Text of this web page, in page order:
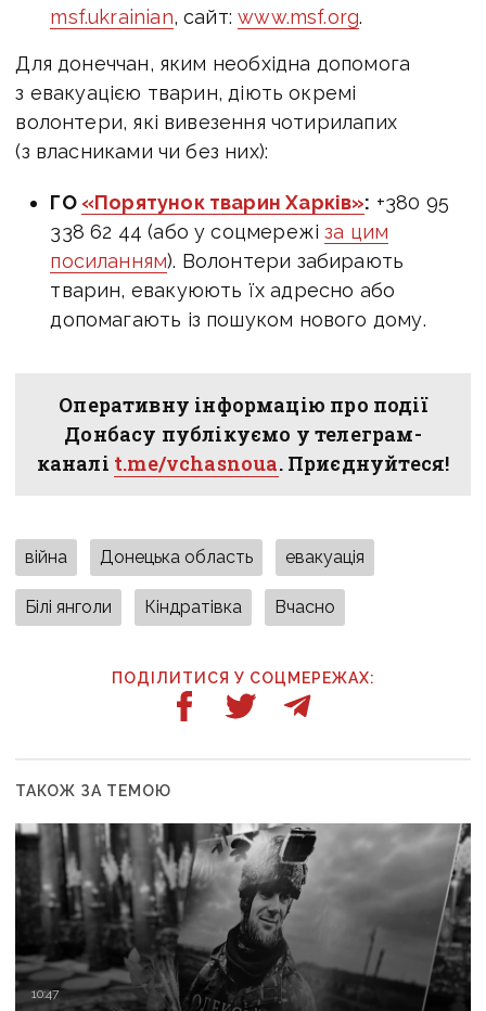
msf.ukrainian, сайт:www.msf.org.
Для донеччан, яким необхідна допомога
з евакуацією тварин, діють окремі
волонтери, які вивезення чотирилапих
(з власниками чи без них):
ГО «Порятунок тварин Харків»: +380 95
338 62 44 (або у соцмережіза цим
посиланням). Волонтери забирають
тварин, евакуюють їх адресно або
допомагають із пошуком нового дому.
Оперативну інформацію про події
Донбасу публікуємо у телеграм-
каналі t.me/vchasnoua. Приєднуйтеся!
війна Донецька область евакуація
Білі янголи Кіндратівка Вчасно
ПОДІЛИТИСЯ У СОЦМЕРЕЖАХ:
ТАКОЖ ЗА ТЕМОЮ
10:47